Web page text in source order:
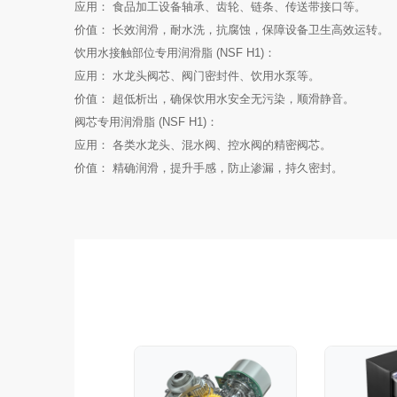
应用： 食品加工设备轴承、齿轮、链条、传送带接口等。
价值： 长效润滑，耐水洗，抗腐蚀，保障设备卫生高效运转。
饮用水接触部位专用润滑脂 (NSF H1)：
应用： 水龙头阀芯、阀门密封件、饮用水泵等。
价值： 超低析出，确保饮用水安全无污染，顺滑静音。
阀芯专用润滑脂 (NSF H1)：
应用： 各类水龙头、混水阀、控水阀的精密阀芯。
价值： 精确润滑，提升手感，防止渗漏，持久密封。